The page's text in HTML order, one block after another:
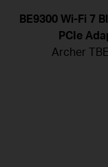
BE9300 Wi-Fi 7
PCIe
Archer